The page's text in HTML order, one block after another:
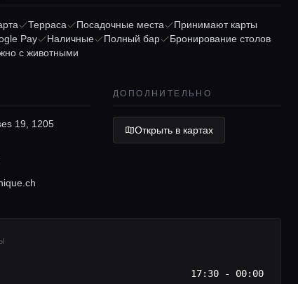
Терраса Посадочные места
Принимают карты
Pay
Наличные Полный бар
Бронирование столов
с животными
19, 1205
ДОПОЛНИТЕЛЬНО
Открыть в картах
17:30 - 00:00